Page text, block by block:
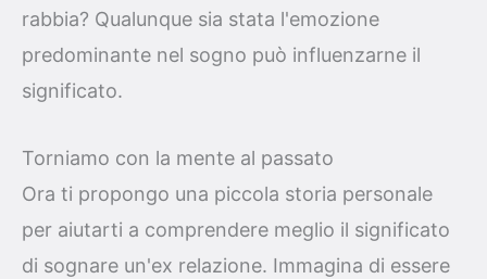
rabbia? Qualunque sia stata l'emozione
predominante nel sogno può influenzarne il
significato.
Torniamo con la mente al passato
Ora ti propongo una piccola storia personale
per aiutarti a comprendere meglio il significato
di sognare un'ex relazione. Immagina di essere